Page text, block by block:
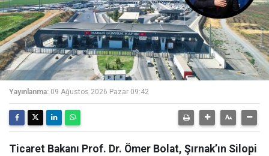
Yayınlanma: 09 Ağustos 2026 Pazar 09:42
Ticaret Bakanı Prof. Dr. Ömer Bolat, Şırnak’ın Silopi